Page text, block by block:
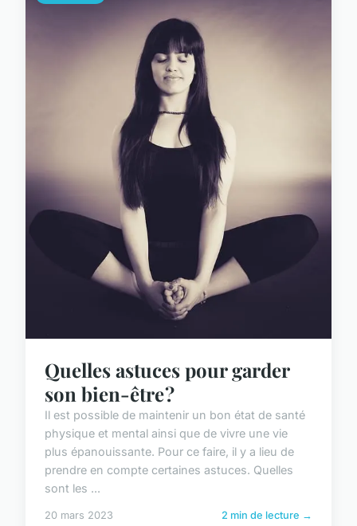
Quelles astuces pour garder
son bien-être ?
Il est possible de maintenir un bon état de santé
physique et mental ainsi que de vivre une vie
plus épanouissante. Pour ce faire, il y a lieu de
prendre en compte certaines astuces. Quelles
sont les ...
20 mars 2023 2 min de lecture →